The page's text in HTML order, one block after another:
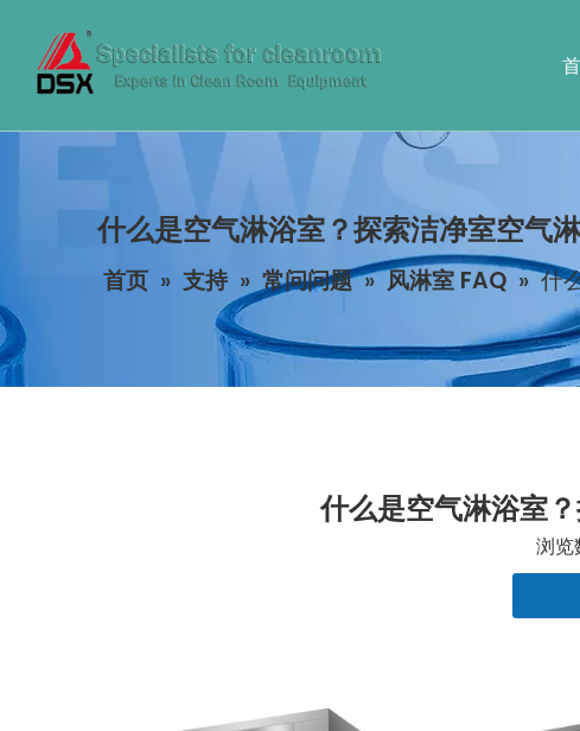
什么是空气淋浴室？探索洁净室空气
首页 » 支持 » 常问问题 »风淋室 FAQ »什
什么是空气淋浴室
浏览